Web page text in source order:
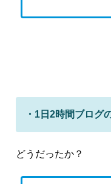
・1日2時間ブログ
どうだったか？